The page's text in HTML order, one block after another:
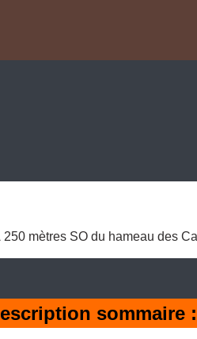
250 mètres SO du hameau des
sommaire :